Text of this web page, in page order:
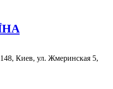
Киев, ул. Жмеринская 5,